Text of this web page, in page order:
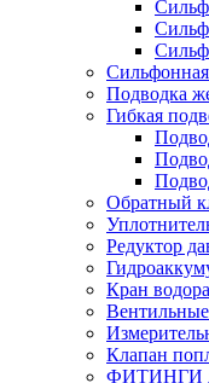
Подводка
Гибкая
Обратный
Редуктор
Кран
Клапан
ФИТИНГИ